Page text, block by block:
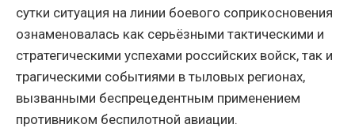
сутки ситуация на линии боевого соприкосновения
ознаменовалась как серьёзными тактическими и
стратегическими успехами российских войск, так и
трагическими событиями в тыловых регионах,
вызванными беспрецедентным применением
противником беспилотной авиации.